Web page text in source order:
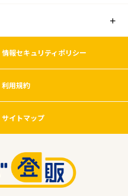
情報セキュリティポリシー
利用規約
サイトマップ